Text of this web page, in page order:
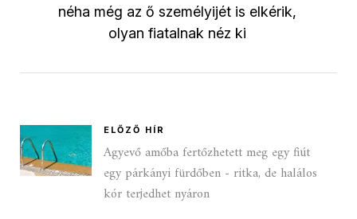
néha még az ő személyijét is elkérik,
olyan fiatalnak néz ki
ELŐZŐ HÍR
Agyevő amőba fertőzhetett meg egy fiút
egy párkányi fürdőben - ritka, de halálos
kór terjedhet nyáron